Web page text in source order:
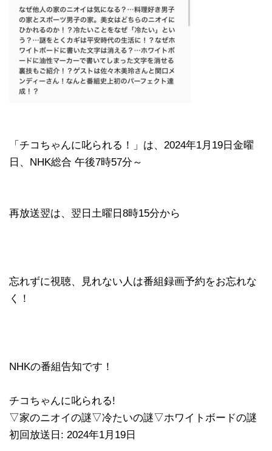
「チコちゃんに叱られる！」​は、2024年1月19日金曜
日、NHK総合 午後7時57分～
再放送翌は、翌日土曜日8時15分から
忘れずに視聴、見れない人は番組録画予約をお忘れな
く！
NHKの番組告知です！
チコちゃんに叱られる!
▽家のニオイの謎▽冷たいの謎▽ホワイトボードの謎
初回放送日: 2024年1月19日